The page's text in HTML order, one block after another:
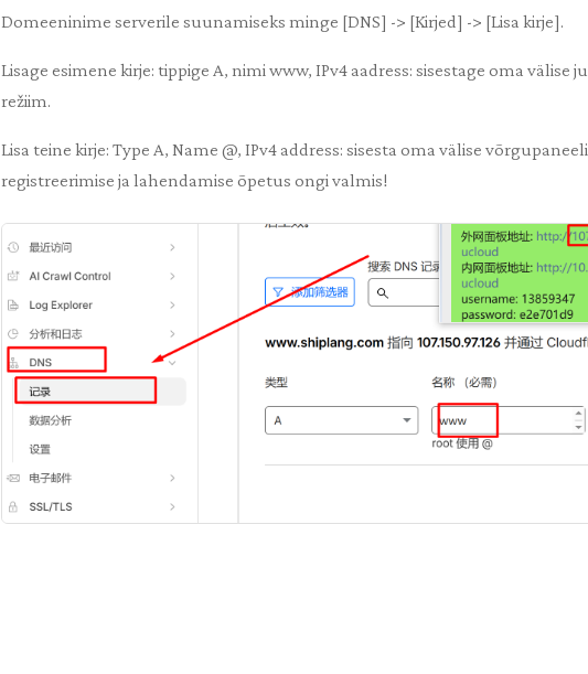
Domeeninime serverile suunamiseks minge [DNS] -> [Kirjed] -> [Lisa kirje].
Lisage esimene kirje: tippige A, nimi www, IPv4 aadress: sisestage oma
režiim.
Lisa teine ​​kirje: Type A, Name @, IPv4 address: sisesta oma välise
registreerimise ja lahendamise õpetus ongi valmis!